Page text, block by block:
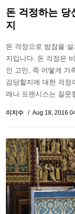
돈 걱정하는 당
지
돈 걱정으로 밤잠을
지입니다. 돈 걱정은
인 고민, 즉 어떻게 가
감당할지에 대한 걱정
래나 프랜시스는 질문
이지수 Aug 18, 2016